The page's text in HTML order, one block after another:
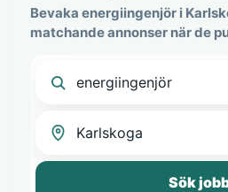
Bevaka energiingenjör i
matchande annonser när de
Sök